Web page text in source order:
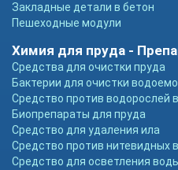
Закладные детали в бетон
Пешеходные модули
Химия для пруда -
Средства для очистки пруда
Бактерии для очистки
Средство против водорослей
Биопрепараты для пруда
Средство для удаления ила
Средство против нитевидных
Средство для осветления